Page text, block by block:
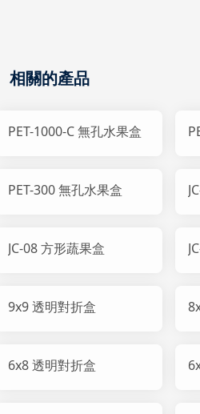
相關的產品
PET-1000-C 無孔水果盒
PET-300 無孔水果盒
JC-08 方形蔬果盒
9x9 透明對折盒
6x8 透明對折盒